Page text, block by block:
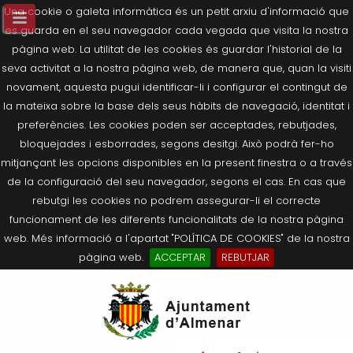
Una cookie o galeta informàtica és un petit arxiu d'informació que
es guarda en el seu navegador cada vegada que visita la nostra
pàgina web. La utilitat de les cookies és guardar l'historial de la
seva activitat a la nostra pàgina web, de manera que, quan la visiti
novament, aquesta pugui identificar-li i configurar el contingut de
la mateixa sobre la base dels seus hàbits de navegació, identitat i
preferències. Les cookies poden ser acceptades, rebutjades,
bloquejades i esborrades, segons desitgi. Això podrà fer-ho
mitjançant les opcions disponibles en la present finestra o a través
de la configuració del seu navegador, segons el cas. En cas que
rebutgi les cookies no podrem assegurar-li el correcte
funcionament de les diferents funcionalitats de la nostra pàgina
web. Més informació a l'apartat "POLÍTICA DE COOKIES" de la nostra
pàgina web.
ACCEPTAR
REBUTJAR
Salutació de l’Alcaldessa
Composició Consistori
Agricultura, Ramaderia i Medi
Què és la Seu Electrònica?
Últimes publicacions